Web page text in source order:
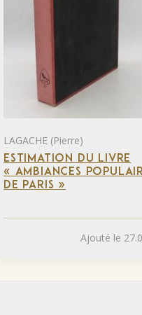
LAGACHE (Pierre)
ESTIMATION DU LIVRE
« AMBIANCES
DE PARIS »
Ajouté le